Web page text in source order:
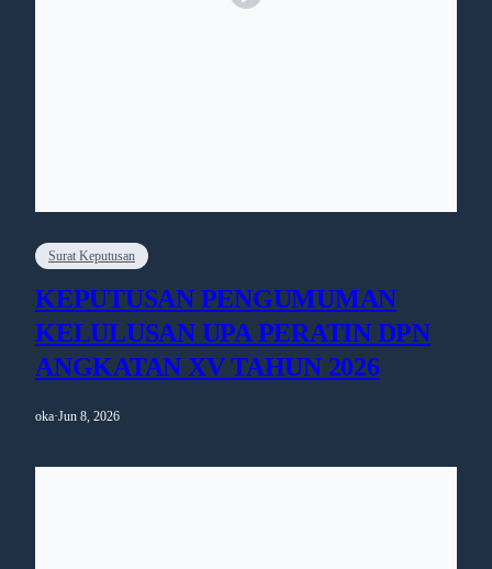
Surat Keputusan
KEPUTUSAN PENGUMUMAN
KELULUSAN UPA PERATIN DPN
ANGKATAN XV TAHUN 2026
oka·Jun 8, 2026